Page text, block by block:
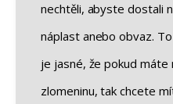
nechtěli, abyste dostali
náplast anebo obvaz.
je jasné, že pokud
zlomeninu, tak chcete